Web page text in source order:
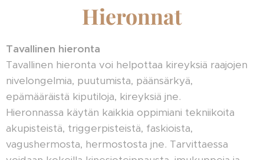
Hieronnat
Tavallinen hieronta
Tavallinen hieronta voi helpottaa kireyksiä raajojen
nivelongelmia, puutumista, päänsärkyä,
epämääräistä kiputiloja, kireyksiä jne.
Hieronnassa käytän kaikkia oppimiani tekniikoita
akupisteistä, triggerpisteistä, faskioista,
vagushermosta, hermostosta jne. Tarvittaessa